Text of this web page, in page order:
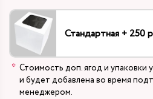
Стандартная + 250
Стоимость доп. ягод и упаковки
и будет добавлена во время
менеджером.